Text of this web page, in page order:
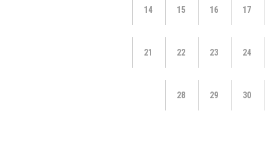
14 15 16 17
21 22 23 24
28 29 30